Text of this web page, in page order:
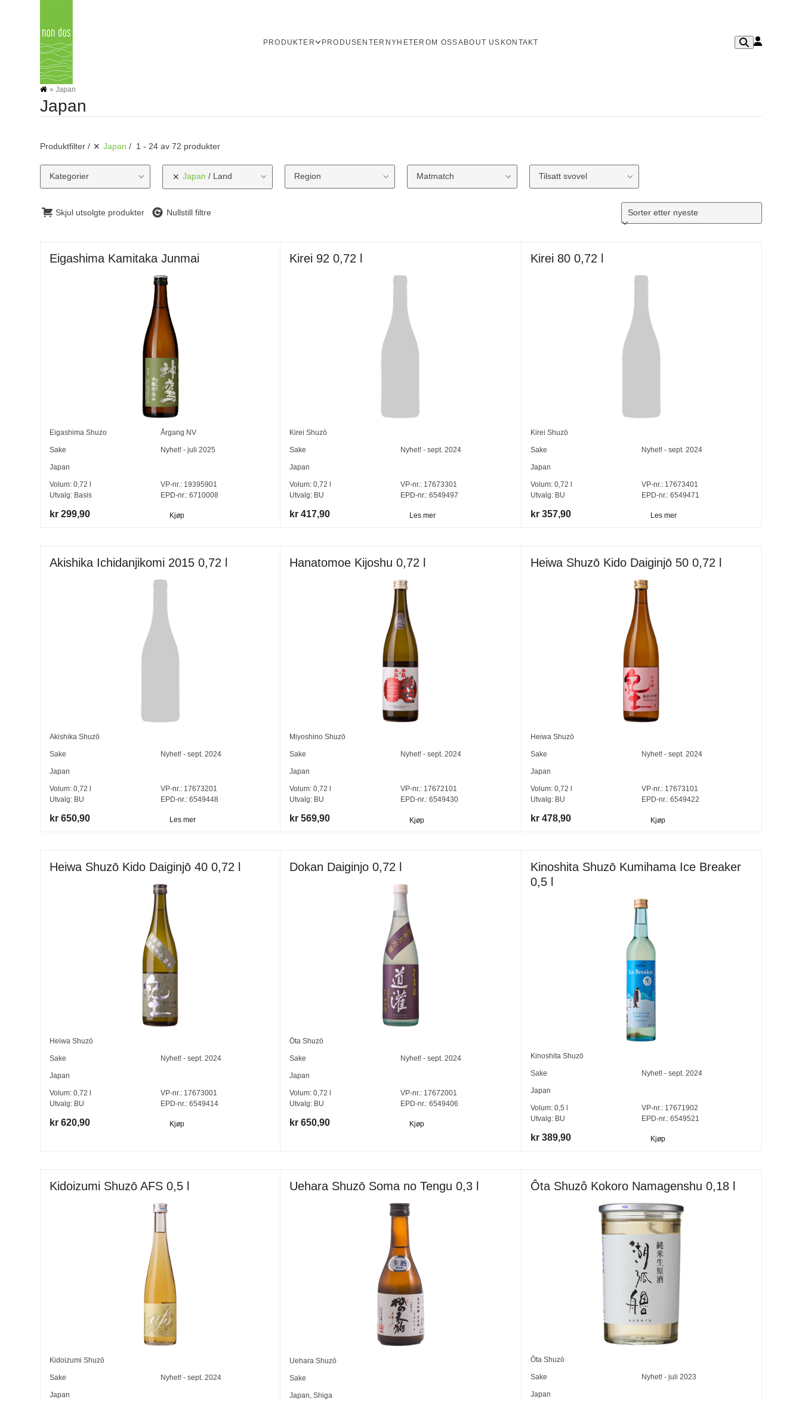
PRODUKTER PRODUSENTER NYHETER OM OSSABOUT US KONTAKT
»Japan
Japan
Produktfilter Japan 1 - 24 av 72 produkter
Kategorier Japan Land Region Matmatch Tilsatt svovel
Skjul utsolgte produkter Nullstill filtre
Eigashima Kamitaka Junmai
Eigashima Shuzo Årgang NV
Sake Nyhet! - juli 2025
Japan
Volum:0,72
Utvalg: Basis
VP-nr.:19395901
EPD-nr.: 6710008
kr 299,90 Kjøp
Kirei 92 0,72 l
Kirei Shuzō
Sake Nyhet! - sept. 2024
Japan
Volum:0,72 l
Utvalg: BU
VP-nr.: 17673301
EPD-nr.: 6549497
kr 417,90 Les mer
Kirei 80 0,72 l
Kirei Shuzō
Sake Nyhet! - sept. 2024
Japan
Volum: 0,72 l
Utvalg: BU
VP-nr.:17673401
EPD-nr.: 6549471
kr 357,90 Les mer
Akishika Ichidanjikomi 2015 0,72 l
Akishika Shuzō
Sake Nyhet! - sept. 2024
Japan
Volum:0,72
Utvalg: BU
VP-nr.:17673201
EPD-nr.: 6549448
kr 650,90 Les mer
Hanatomoe Kijoshu 0,72 l
Miyoshino Shuzō
Sake Nyhet! - sept. 2024
Japan
Volum:0,72
Utvalg: BU
VP-nr.: 17672101
EPD-nr.: 6549430
kr 569,90 Kjøp
Heiwa Shuzō Kido Daiginjō 50 0,72 l
Heiwa Shuzō
Sake Nyhet! - sept. 2024
Japan
Volum: 0,72
Utvalg: BU
VP-nr.:17673101
EPD-nr.: 6549422
kr 478,90 Kjøp
Heiwa Shuzō Kido Daiginjō 40 0,72 l
Heiwa Shuzō
Sake Nyhet! - sept. 2024
Japan
Volum:0,72
Utvalg: BU
VP-nr.:17673001
EPD-nr.: 6549414
kr 620,90 Kjøp
Dokan Daiginjo 0,72 l
Ōta Shuzō
Sake Nyhet! - sept. 2024
Japan
Volum:0,72
Utvalg: BU
VP-nr.: 17672001
EPD-nr.: 6549406
kr 650,90 Kjøp
Kinoshita Shuzō Kumihama Ice Breaker
0,5 l
Kinoshita Shuzō
Sake Nyhet! - sept. 2024
Japan
Volum: 0,5
Utvalg: BU
VP-nr.:17671902
EPD-nr.: 6549521
kr 389,90 Kjøp
Kidoizumi Shuzō AFS 0,5 l
Kidoizumi Shuzō
Sake Nyhet! - sept. 2024
Japan
Uehara Shuzō Soma no Tengu 0,3 l
Uehara Shuzō
Sake
Japan ,Shiga
Ôta Shuzô Kokoro Namagenshu 0,18 l
Ōta Shuzō
Sake Nyhet! - juli 2023
Japan